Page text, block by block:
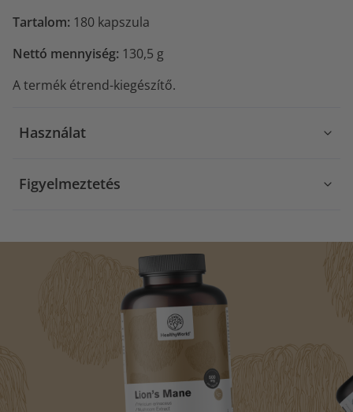
Tartalom: 180 kapszula
Nettó mennyiség: 130,5 g
A termék étrend-kiegészítő.
Használat
Figyelmeztetés